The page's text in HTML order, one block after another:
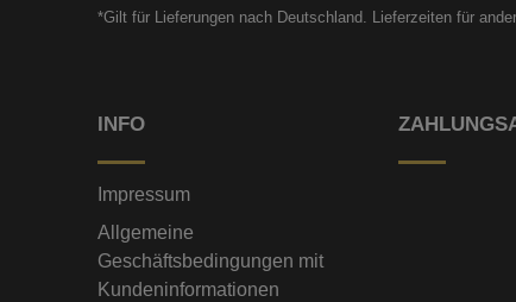
*Gilt für Lieferungen nach Deutschland. Lieferzeiten für
INFO
Impressum
Allgemeine
Geschäftsbedingungen mit
Kundeninformationen